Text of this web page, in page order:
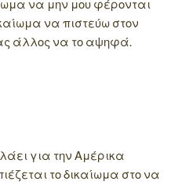
να μην μου φέρονται
να πιστεύω στον
άλλος να το αψηφά.
για την Αμέρικα
το δικαίωμα στο να